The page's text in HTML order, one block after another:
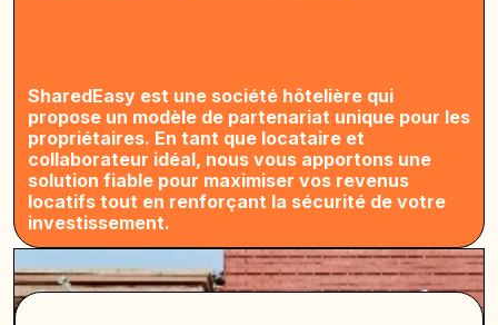
SharedEasy est une société hôtelière qui
propose un modèle de partenariat unique pour les
propriétaires. En tant que locataire et
collaborateur idéal, nous vous apportons une
solution fiable pour maximiser vos revenus
locatifs tout en renforçant la sécurité de votre
investissement.